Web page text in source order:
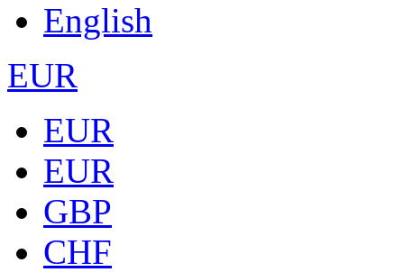
English
EUR
EUR
EUR
GBP
CHF